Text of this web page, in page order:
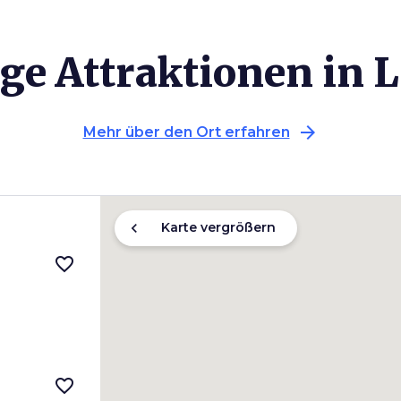
Attraktionen in
Mehr über den Ort erfahren arrow_forward
favorite_border
favorite_border
chevron_left Karte vergrößern